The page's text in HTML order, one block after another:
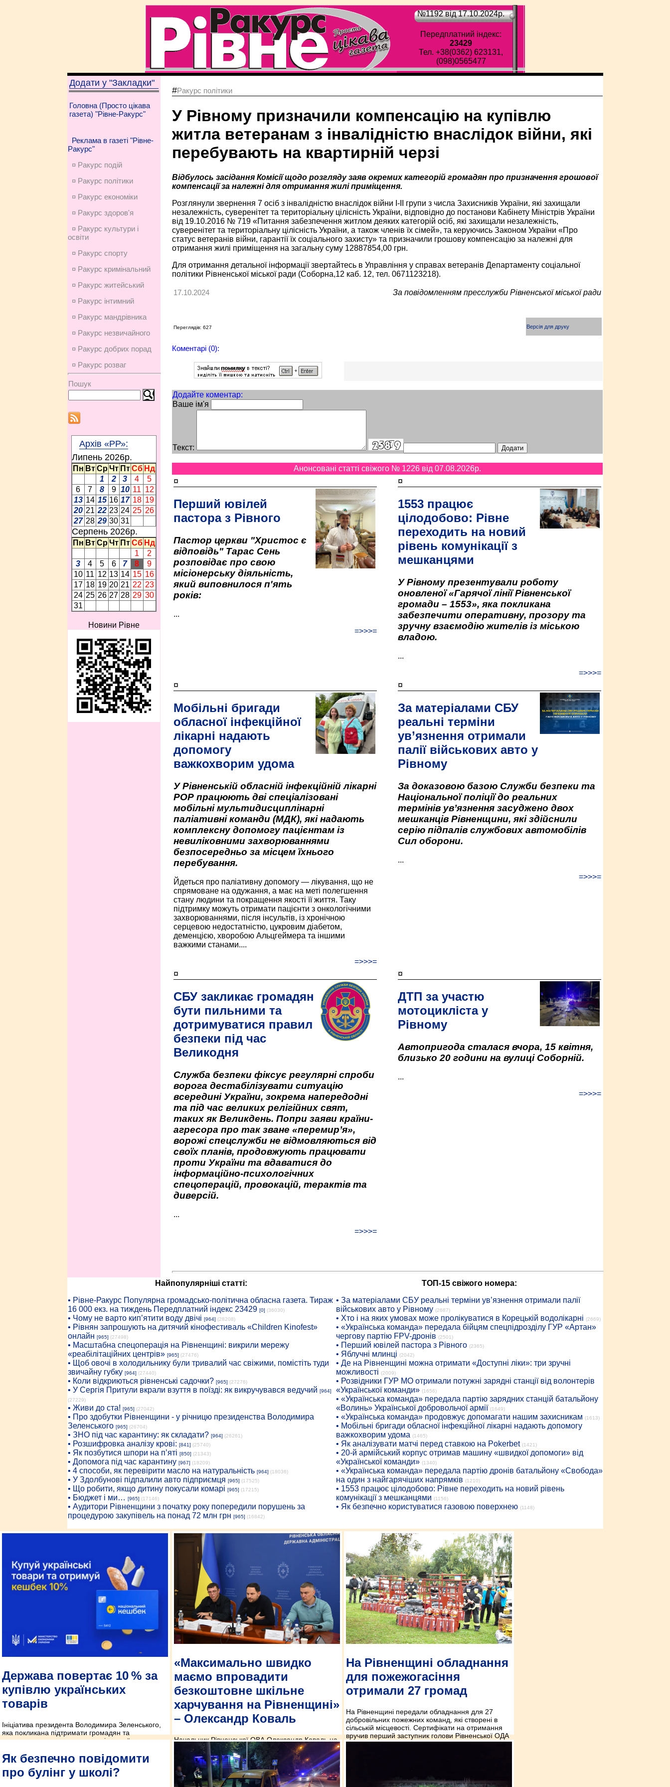
№1192 від 17.10.2024p.
Передплатний індекс:
23429
Тел. +38(0362) 623131,
(098)0565477
Додати у "Закладки"
Головна (Просто цікава
газета) "Рівне-Ракурс"
Реклама в газеті "Рівне-
Ракурс"
¤ Ракурс подій
¤ Ракурс політики
¤ Ракурс економiки
¤ Ракурс здоров'я
¤ Ракурс культури і
освіти
¤ Ракурс спорту
¤ Ракурс кримінальний
¤ Ракурс житейський
¤ Ракурс інтимний
¤ Ракурс мандрівника
¤ Ракурс незвичайного
¤ Ракурс добрих порад
¤ Ракурс розваг
Пошук
Архів «РР»:
Липень 2026p.
Пн Вт Ср Чт Пт Сб Нд
1
2 3 4
5
6
7 8 9 10 11 12
13 14 15 16 17 18 19
20 21 22 23 24 25 26
27 28 29 30 31
Серпень 2026p.
Пн Вт Ср Чт Пт Сб Нд
1
2
3
4 5 6 7 8
9
10 11 12 13 14 15 16
17 18 19 20 21 22 23
24 25 26 27 28 29 30
31
Новини Рівне
#Ракурс політики
У Рівному призначили компенсацію на купівлю
житла ветеранам з інвалідністю внаслідок війни, які
перебувають на квартирній черзі
Відбулось засідання Комісії щодо розгляду заяв окремих категорій громадян про призначення грошової
компенсації за належні для отримання жилі приміщення.
Розглянули звернення 7 осіб з інвалідністю внаслідок війни І-ІІ групи з числа Захисників України, які захищали
незалежність, суверенітет та територіальну цілісність України, відповідно до постанови Кабінету Міністрів України
від 19.10.2016 № 719 «Питання забезпечення житлом деяких категорій осіб, які захищали незалежність,
суверенітет та територіальну цілісність України, а також членів їх сімей», та керуючись Законом України «Про
статус ветеранів війни, гарантії їх соціального захисту» та призначили грошову компенсацію за належні для
отримання жилі приміщення на загальну суму 12887854,00 грн.
Для отримання детальної інформації звертайтесь в Управління у справах ветеранів Департаменту соціальної
політики Рівненської міської ради (Соборна,12 каб. 12, тел. 0671123218).
17.10.2024 За повідомленням пресслужби Рівненської міської ради
Переглядів: 627 Версія для друку
Коментарі (0):
Додайте коментар:
Ваше ім'я
Текст:
Анонсовані статті свіжого № 1226 від 07.08.2026p.
¤
Перший ювілей
пастора з Рівного
Пастор церкви "Христос є
відповідь" Тарас Сень
розповідає про свою
місіонерську діяльність,
який виповнилося п'ять
років:
...
=>>>=
¤
1553 працює
цілодобово: Рівне
переходить на новий
рівень комунікації з
мешканцями
У Рівному презентували роботу
оновленої «Гарячої лінії Рівненської
громади – 1553», яка покликана
забезпечити оперативну, прозору та
зручну взаємодію жителів із міською
владою.
...
=>>>=
¤
Мобільні бригади
обласної інфекційної
лікарні надають
допомогу
важкохворим удома
У Рівненській обласній інфекційній лікарні
РОР працюють дві спеціалізовані
мобільні мультидисциплінарні
паліативні команди (МДК), які надають
комплексну допомогу пацієнтам із
невиліковними захворюваннями
безпосередньо за місцем їхнього
перебування.
Йдеться про паліативну допомогу — лікування, що не
спрямоване на одужання, а має на меті полегшення
стану людини та покращення якості її життя. Таку
підтримку можуть отримати пацієнти з онкологічними
захворюваннями, після інсультів, із хронічною
серцевою недостатністю, цукровим діабетом,
деменцією, хворобою Альцгеймера та іншими
важкими станами....
=>>>=
¤
За матеріалами СБУ
реальні терміни
ув’язнення отримали
палії військових авто у
Рівному
За доказовою базою Служби безпеки та
Національної поліції до реальних
термінів ув’язнення засуджено двох
мешканців Рівненщини, які здійснили
серію підпалів службових автомобілів
Сил оборони.
...
=>>>=
¤
СБУ закликає громадян
бути пильними та
дотримуватися правил
безпеки під час
Великодня
Служба безпеки фіксує регулярні спроби
ворога дестабілізувати ситуацію
всередині України, зокрема напередодні
та під час великих релігійних свят,
таких як Великдень. Попри заяви країни-
агресора про так зване «перемир’я»,
ворожі спецслужби не відмовляються від
своїх планів, продовжують працювати
проти України та вдаватися до
інформаційно-психологічних
спецоперацій, провокацій, терактів та
диверсій.
...
=>>>=
¤
ДТП за участю
мотоцикліста у
Рівному
Автопригода сталася вчора, 15 квітня,
близько 20 години на вулиці Соборній.
...
=>>>=
Найпопулярніші статті:
• Рiвне-Ракурс Популярна громадсько-політична обласна газета. Тираж
16 000 екз. на тиждень Передплатний індекс 23429 [0] (36030)
• Чому не варто кип’ятити воду двічі [964] (28208)
• Рівнян запрошують на дитячий кінофестиваль «Children Kinofest»
онлайн [965] (27498)
• Масштабна спецоперація на Рівненщині: викрили мережу
«реабілітаційних центрів» [965] (27476)
• Щоб овочі в холодильнику були тривалий час свіжими, помістіть туди
звичайну губку [964] (27440)
• Коли відкриються рівненські садочки? [965] (27276)
• У Сергія Притули вкрали взуття в поїзді: як викручувався ведучий [964]
(27229)
• Живи до ста! [965] (27042)
• Про здобутки Рівненщини - у річницю президенства Володимира
Зеленського [965] (26704)
• ЗНО під час карантину: як складати? [964] (26261)
• Розшифровка аналізу крові: [841] (25740)
• Як позбутися шпори на п’яті [850] (21343)
• Допомога під час карантину [967] (18209)
• 4 способи, як перевірити масло на натуральність [964] (18036)
• У Здолбунові підпалили авто підприємця [965] (17525)
• Що робити, якщо дитину покусали комарі [965] (17215)
• Бюджет і ми… [965] (17146)
• Аудитори Рівненщини з початку року попередили порушень за
процедурою закупівель на понад 72 млн грн [965] (16842)
ТОП-15 свіжого номера:
• За матеріалами СБУ реальні терміни ув’язнення отримали палії
військових авто у Рівному (2687)
• Хто і на яких умовах може пролікуватися в Корецькій водолікарні (2669)
• «Українська команда» передала бійцям спецпідрозділу ГУР «Артан»
чергову партію FPV-дронів (2501)
• Перший ювілей пастора з Рівного (2365)
• Яблучні млинці (2042)
• Де на Рівненщині можна отримати «Доступні ліки»: три зручні
можливості (2009)
• Розвідники ГУР МО отримали потужні зарядні станції від волонтерів
«Української команди» (1656)
• «Українська команда» передала партію зарядних станцій батальйону
«Волинь» Української добровольчої армії (1649)
• «Українська команда» продовжує допомагати нашим захисникам (1613)
• Мобільні бригади обласної інфекційної лікарні надають допомогу
важкохворим удома (1465)
• Як аналізувати матчі перед ставкою на Pokerbet (1421)
• 20-й армійський корпус отримав машину «швидкої допомоги» від
«Української команди» (1340)
• «Українська команда» передала партію дронів батальйону «Свобода»
на один з найгарячіших напрямків (1210)
• 1553 працює цілодобово: Рівне переходить на новий рівень
комунікації з мешканцями (1156)
• Як безпечно користуватися газовою поверхнею (1148)
Держава повертає 10 % за
купівлю українських
товарів
Ініціатива президента Володимира Зеленського,
яка покликана підтримати громадян та
стимулювати попит на продукцію українських
представників бізнесу, так і звичайних людей.
Адже ця програма створює сприятливі умови для
подальшого розвитку економіки, дозволяє
споживачам отримувати 10 % кешбеку від вартості
«Максимально швидко
маємо впровадити
безкоштовне шкільне
харчування на Рівненщині»
– Олександр Коваль
Начальник Рівненської ОВА Олександр Коваль на
нараді з освітянами та керівниками ТГ дав
доручення головам громад максимально швидко
прийняти рішення на сесіях щодо старту
ініціативи.
На Рівненщині обладнання
для пожежогасіння
отримали 27 громад
На Рівненщині передали обладнання для 27
добровільних пожежних команд, які створені в
сільській місцевості. Сертифікати на отримання
вручив перший заступник голови Рівненської ОДА
Сергій Подолін.
Як безпечно повідомити
про булінг у школі?